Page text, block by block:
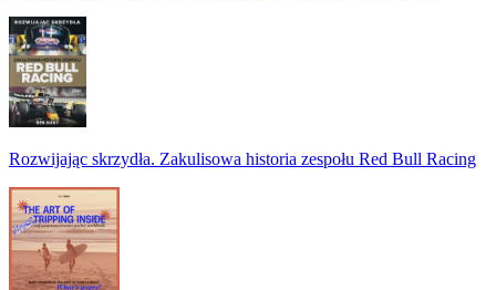
Rozwijając skrzydła. Zakulisowa historia zespołu Red Bull Racing